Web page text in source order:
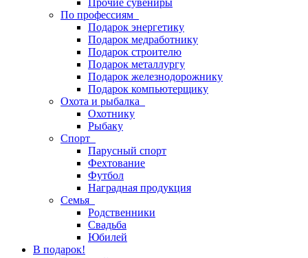
Прочие сувениры
По профессиям
Подарок энергетику
Подарок медработнику
Подарок строителю
Подарок металлургу
Подарок железнодорожнику
Подарок компьютерщику
Охота и рыбалка
Охотнику
Рыбаку
Спорт
Парусный спорт
Фехтование
Футбол
Наградная продукция
Семья
Родственники
Свадьба
Юбилей
В подарок!